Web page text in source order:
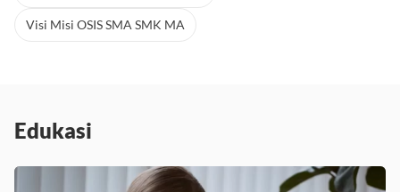
Visi Misi OSIS SMA SMK MA
Edukasi